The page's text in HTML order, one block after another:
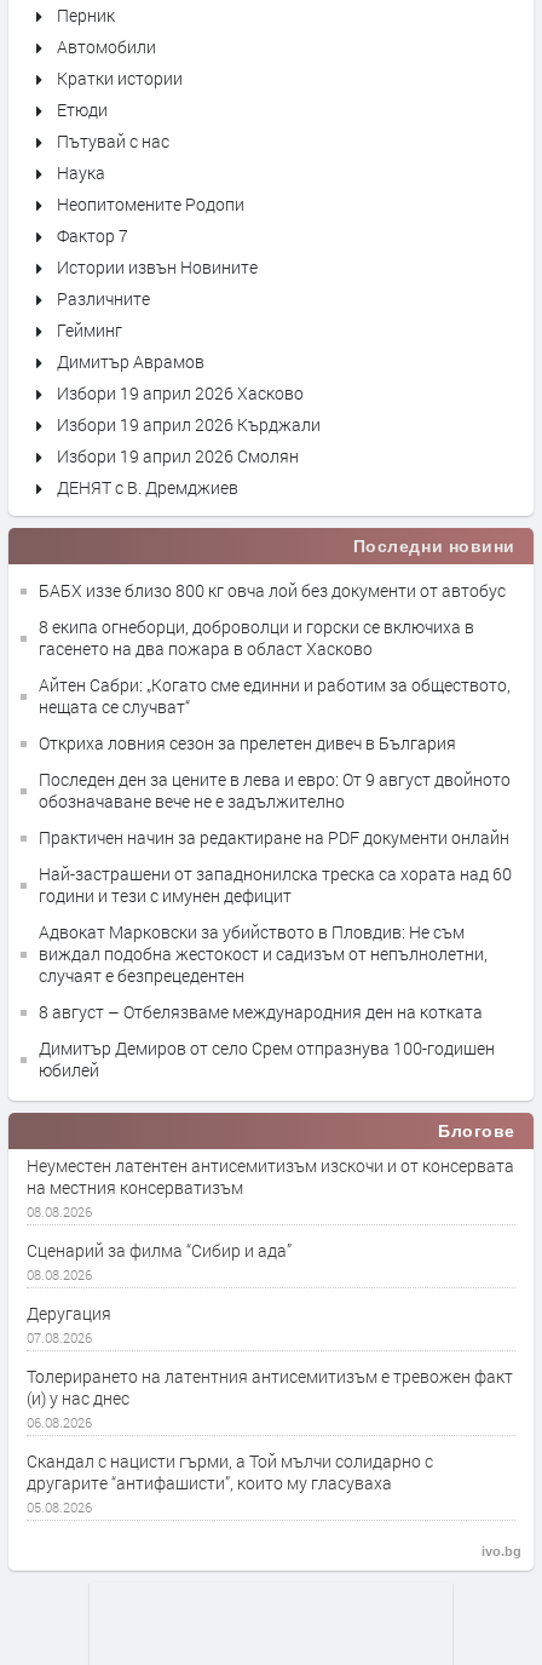
Перник
Автомобили
Кратки истории
Етюди
Пътувай с нас
Наука
Неопитомените Родопи
Фактор 7
Истории извън Новините
Различните
Гейминг
Димитър Аврамов
Избори 19 април 2026 Хасково
Избори 19 април 2026 Кърджали
Избори 19 април 2026 Смолян
ДЕНЯТ с В. Дремджиев
Последни новини
БАБХ иззе близо 800 кг овча лой без документи от автобус
8 екипа огнеборци, доброволци и горски се включиха в
гасенето на два пожара в област Хасково
Айтен Сабри: „Когато сме единни и работим за обществото,
нещата се случват“
Откриха ловния сезон за прелетен дивеч в България
Последен ден за цените в лева и евро: От 9 август двойното
обозначаване вече не е задължително
Практичен начин за редактиране на PDF документи онлайн
Най-застрашени от западнонилска треска са хората над 60
години и тези с имунен дефицит
Адвокат Марковски за убийството в Пловдив: Не съм
виждал подобна жестокост и садизъм от непълнолетни,
случаят е безпрецедентен
8 август – Отбелязваме международния ден на котката
Димитър Демиров от село Срем отпразнува 100-годишен
юбилей
Блогове
Неуместен латентен антисемитизъм изскочи и от консервата
на местния консерватизъм
08.08.2026
Сценарий за филма “Сибир и ада”
08.08.2026
Деругация
07.08.2026
Толерирането на латентния антисемитизъм е тревожен факт
(и) у нас днес
06.08.2026
Скандал с нацисти гърми, а Той мълчи солидарно с
другарите “антифашисти”, които му гласуваха
05.08.2026
ivo.bg